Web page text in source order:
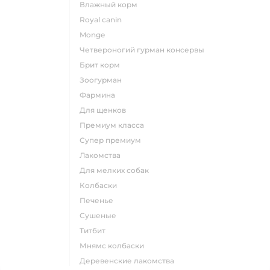
влажный корм
royal canin
monge
четвероногий гурман консервы
брит корм
зоогурман
фармина
для щенков
премиум класса
супер премиум
лакомства
для мелких собак
колбаски
печенье
сушеные
титбит
мнямс колбаски
деревенские лакомства